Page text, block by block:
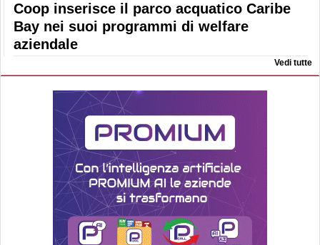
Coop inserisce il parco acquatico Caribe
Bay nei suoi programmi di welfare
aziendale
Vedi tutte